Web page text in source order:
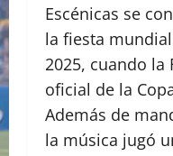
Escénicas se
la fiesta
2025, cuando la
oficial de la
Además de
la música jugó